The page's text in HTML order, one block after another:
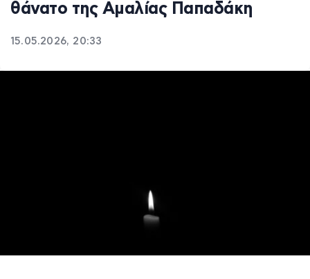
θάνατο της Αμαλίας Παπαδάκη
15.05.2026, 20:33